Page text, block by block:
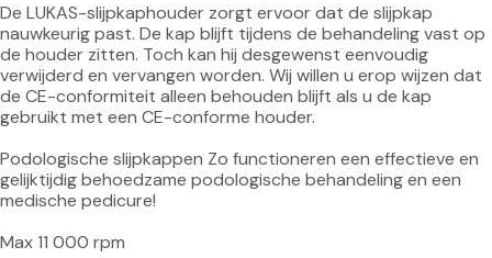
De LUKAS-slijpkaphouder zorgt ervoor dat de slijpkap
nauwkeurig past. De kap blijft tijdens de behandeling vast op
de houder zitten. Toch kan hij desgewenst eenvoudig
verwijderd en vervangen worden. Wij willen u erop wijzen dat
de CE-conformiteit alleen behouden blijft als u de kap
gebruikt met een CE-conforme houder.
Podologische slijpkappen Zo functioneren een effectieve en
gelijktijdig behoedzame podologische behandeling en een
medische pedicure!
Max 11 000 rpm